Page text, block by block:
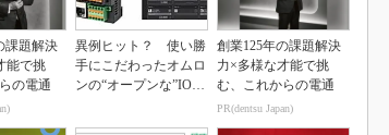
課題解決
能で挑
の電通
異例ヒット？ 使い勝
手にこだわったオムロ
ンの“オープンな”IO-L
創業125年の課題解決
力×多様な才能で挑
む、これからの電通
PR(dentsu Japan)